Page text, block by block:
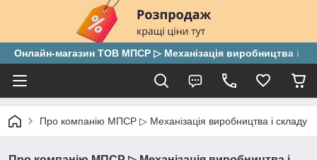
Онлайн-магазин ТОВ МПСР ▷ Механізація виробництва і
Про компанію МПСР ▷ Механізація виробництва і складу